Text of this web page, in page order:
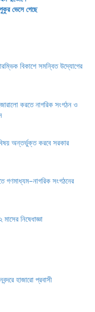
ভেসে গেছে
বিকাশে সমন্বিত উদ্যোগের
করতে নাগরিক সংগঠন ও
অন্তর্ভুক্ত করবে সরকার
গণমাধ্যম–নাগরিক সংগঠনের
নিষেধাজ্ঞা
হাজারো প্রবাসী